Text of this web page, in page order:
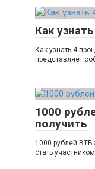
Как
Как узнать 4
представляет
1000
получить
1000 рублей ВТБ
стать